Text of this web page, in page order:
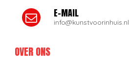
E-MAIL
info@kunstvoorinhuis.nl
OVER ONS